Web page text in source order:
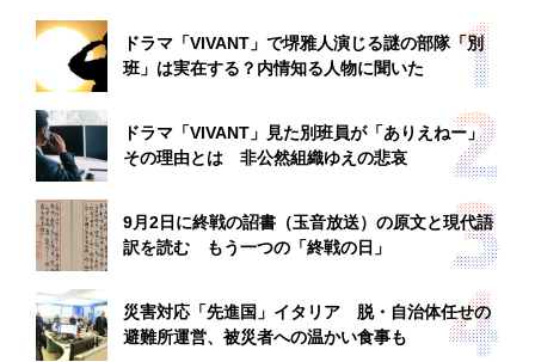
ドラマ「VIVANT」で堺雅人演じる謎の部隊「別
班」は実在する？内情知る人物に聞いた
ドラマ「VIVANT」見た別班員が「ありえねー」
その理由とは 非公然組織ゆえの悲哀
9月2日に終戦の詔書（玉音放送）の原文と現代語
訳を読む もう一つの「終戦の日」
災害対応「先進国」イタリア 脱・自治体任せの
避難所運営、被災者への温かい食事も